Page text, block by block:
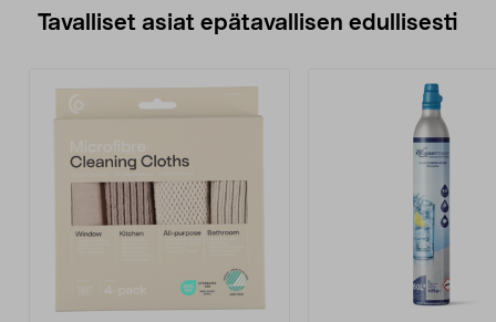
Tavalliset asiat epätavallisen edullisesti